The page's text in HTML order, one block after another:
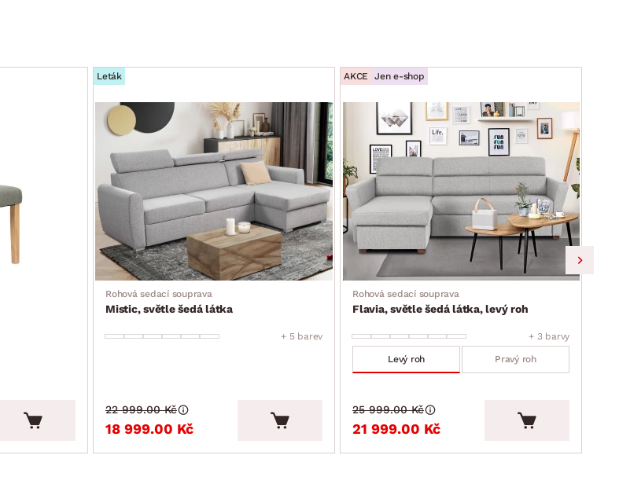
Leták
Rohová sedací souprava
Mistic, světle šedá látka
+ 5 barev
18 999.00 Kč
22 999.00 Kč
AKCE Jen e-shop
Rohová sedací souprava
Flavia, světle šedá látka, levý roh
+ 3 barvy
Levý roh Pravý roh
21 999.00 Kč
25 999.00 Kč